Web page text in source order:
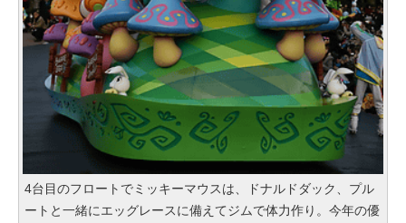
4台目のフロートでミッキーマウスは、ドナルドダック、プル
ートと一緒にエッグレースに備えてジムで体力作り。今年の優